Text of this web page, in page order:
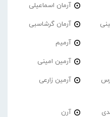
آرمان اسماعیلی
آرمان گرشاسبی
آرمیم
آرمین امینی
آرمین زارعی
آرن